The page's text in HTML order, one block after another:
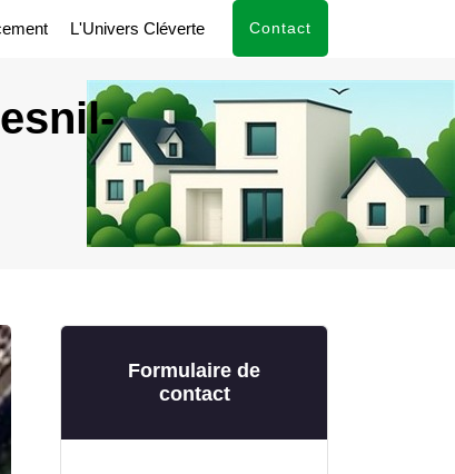
L'Univers Cléverte Contact
Formulaire de
contact